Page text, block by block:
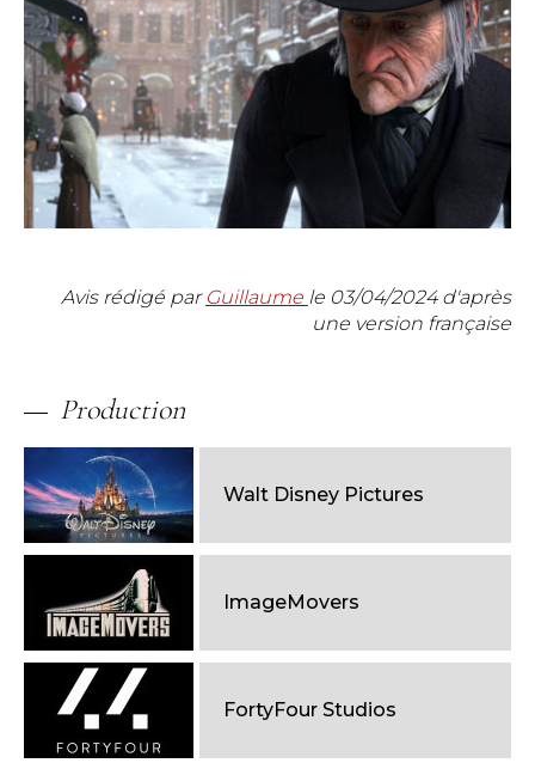
Avis rédigé par Guillaume le 03/04/2024d'après
une version française
Production
Walt Disney Pictures
ImageMovers
FortyFour Studios